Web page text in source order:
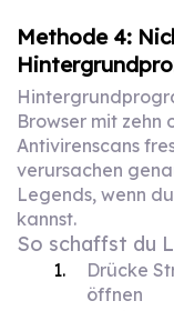
Methode 4:
Browser mit zehn
Antivirenscans
verursachen
Legends, wenn
kannst.
So schaffst du
Drücke
öffnen